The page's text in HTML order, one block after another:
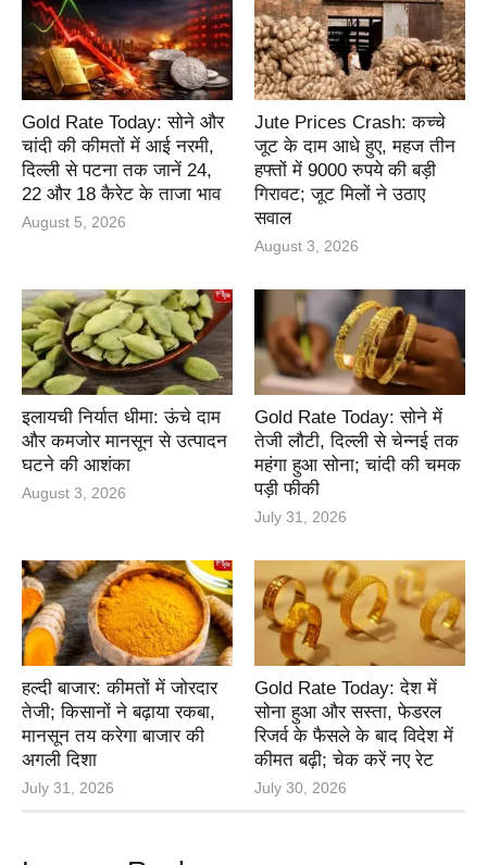
Gold Rate Today: सोने और
चांदी की कीमतों में आई नरमी,
दिल्ली से पटना तक जानें 24,
22 और 18 कैरेट के ताजा भाव
August 5, 2026
Jute Prices Crash: कच्चे
जूट के दाम आधे हुए, महज तीन
हफ्तों में 9000 रुपये की बड़ी
गिरावट; जूट मिलों ने उठाए
सवाल
August 3, 2026
इलायची निर्यात धीमा: ऊंचे दाम
और कमजोर मानसून से उत्पादन
घटने की आशंका
August 3, 2026
Gold Rate Today: सोने में
तेजी लौटी, दिल्ली से चेन्नई तक
महंगा हुआ सोना; चांदी की चमक
पड़ी फीकी
July 31, 2026
हल्दी बाजार: कीमतों में जोरदार
तेजी; किसानों ने बढ़ाया रकबा,
मानसून तय करेगा बाजार की
अगली दिशा
July 31, 2026
Gold Rate Today: देश में
सोना हुआ और सस्ता, फेडरल
रिजर्व के फैसले के बाद विदेश में
कीमत बढ़ी; चेक करें नए रेट
July 30, 2026